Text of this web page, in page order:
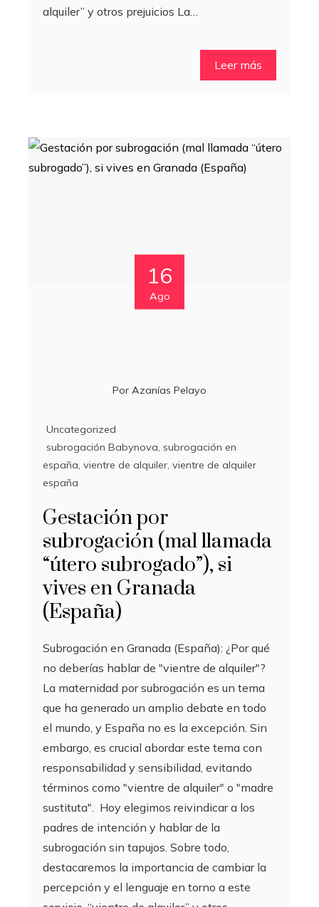
alquiler” y otros prejuicios La…
Leer más
16
Ago
Por Azanías Pelayo
Uncategorized
subrogación Babynova subrogación en
españa vientre de alquiler vientre de alquiler
españa
Gestación por
subrogación (mal llamada
“útero subrogado”), si
vives en Granada
(España)
Subrogación en Granada (España): ¿Por qué
no deberías hablar de "vientre de alquiler"?
La maternidad por subrogación es un tema
que ha generado un amplio debate en todo
el mundo, y España no es la excepción. Sin
embargo, es crucial abordar este tema con
responsabilidad y sensibilidad, evitando
términos como "vientre de alquiler" o "madre
sustituta". Hoy elegimos reivindicar a los
padres de intención y hablar de la
subrogación sin tapujos. Sobre todo,
destacaremos la importancia de cambiar la
percepción y el lenguaje en torno a este